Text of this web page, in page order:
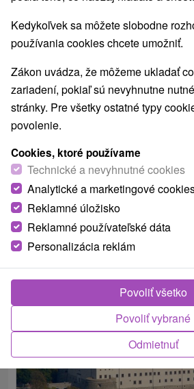
Mestské a zámocké parky(4)
Motokárové dráhy(1) Vínne cesty(1)
Túry a turistické chodníky
Jaskyne (1) Bobové dráhy
Adrenalinové atrakcie (4)
Múzeá a galérie (13) ZOO a
Botanické záhrady
Atrakcie pre deti(18) Technické
Pamätníky(3) Aquaparky, kúpaliská
Planetária a observatória(1)
Detské centrá a mestečká
Obce a mesta
Častá(2) Svätý Jur(1) Zobraziť
Kedykoľvek sa môžete slobodne
používania cookies chcete umožniť.
Zákon uvádza, že môžeme ukladať
zariadení, pokiaľ sú nevyhnutne
stránky. Pre všetky ostatné typy
povolenie.
Cookies, ktoré používame
Technické a nevyhnutné cookies
Analytické a marketingové
Reklamné úložisko
Reklamné používateľské dáta
Personalizácia reklám
Odmietnuť
Povoliť vybrané
Povoliť všetko